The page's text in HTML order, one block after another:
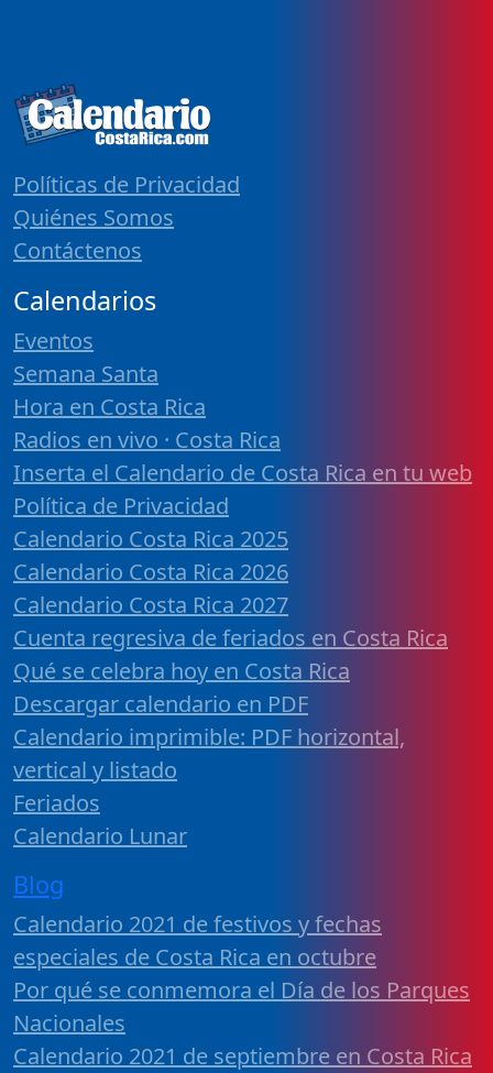
Políticas de Privacidad
Quiénes Somos
Contáctenos
Calendarios
Eventos
Semana Santa
Hora en Costa Rica
Radios en vivo · Costa Rica
Inserta el Calendario de Costa Rica en tu web
Política de Privacidad
Calendario Costa Rica 2025
Calendario Costa Rica 2026
Calendario Costa Rica 2027
Cuenta regresiva de feriados en Costa Rica
Qué se celebra hoy en Costa Rica
Descargar calendario en PDF
Calendario imprimible: PDF horizontal,
vertical y listado
Feriados
Calendario Lunar
Blog
Calendario 2021 de festivos y fechas
especiales de Costa Rica en octubre
Por qué se conmemora el Día de los Parques
Nacionales
Calendario 2021 de septiembre en Costa Rica